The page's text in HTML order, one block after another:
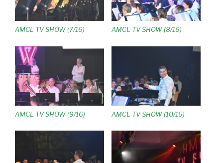
AMCL TV SHOW (7/16) AMCL TV SHOW (8/16)
AMCL TV SHOW (9/16) AMCL TV SHOW (10/16)